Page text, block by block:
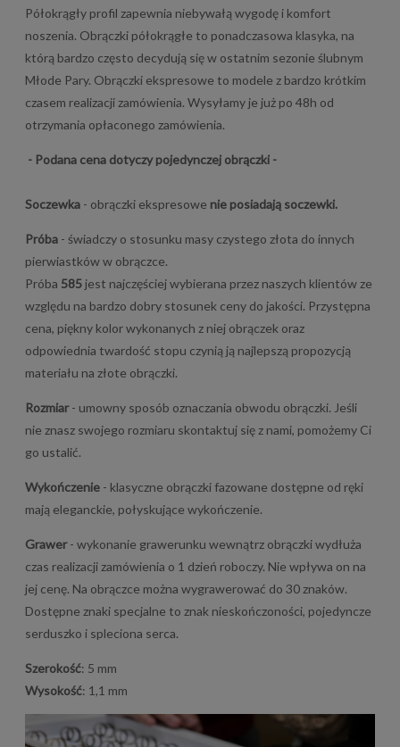
Półokrągły profil zapewnia niebywałą wygodę i komfort
noszenia. Obrączki półokrągłe to ponadczasowa klasyka, na
którą bardzo często decydują się w ostatnim sezonie ślubnym
Młode Pary. Obrączki ekspresowe to modele z bardzo krótkim
czasem realizacji zamówienia. Wysyłamy je już po 48h od
otrzymania opłaconego zamówienia.
- Podana cena dotyczy pojedynczej obrączki -
Soczewka - obrączki ekspresowe nie posiadają soczewki.
Próba - świadczy o stosunku masy czystego złota do innych
pierwiastków w obrączce.
Próba 585 jest najczęściej wybierana przez naszych klientów ze
względu na bardzo dobry stosunek ceny do jakości. Przystępna
cena, piękny kolor wykonanych z niej obrączek oraz
odpowiednia twardość stopu czynią ją najlepszą propozycją
materiału na złote obrączki.
Rozmiar- umowny sposób oznaczania obwodu obrączki. Jeśli
nie znasz swojego rozmiaru skontaktuj się z nami, pomożemy Ci
go ustalić.
Wykończenie - klasyczne obrączki fazowane dostępne od ręki
mają eleganckie, połyskujące wykończenie.
Grawer- wykonanie grawerunku wewnątrz obrączki wydłuża
czas realizacji zamówienia o 1 dzień roboczy. Nie wpływa on na
jej cenę. Na obrączce można wygrawerować do 30 znaków.
Dostępne znaki specjalne to znak nieskończoności, pojedyncze
serduszko i spleciona serca.
Szerokość: 5 mm
Wysokość: 1,1 mm